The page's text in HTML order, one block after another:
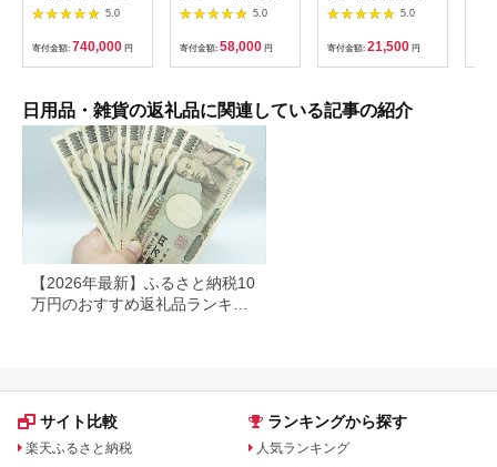
11334 シングル 日本
ベッド シルキーポケ
ットレギュラー シン
グル 通気性 ロングセ
ラー 放湿性 ※沖縄
5.0
寄付金額: 740,000 円
者用 スマホ撮影 (カラ
ー：オレンジ）
【1835-2】
5.0
寄付金額: 58,000 円
ッシュペーパー 20箱
＆ トイレットロール
(ダブル) 48個 福祉施
設支援 日用品 常備品
備蓄品 box ちり紙 テ
ィッシュ パルプ
100％ 無香料 1箱
5.0
寄付金額: 21,500 円
日用品・雑貨の返礼品に関連している記事の紹介
【2026年最新】ふるさと納税10
万円のおすすめ返礼品ランキン
サイト比較
楽天ふるさと納税
ランキングから探す
人気ランキング